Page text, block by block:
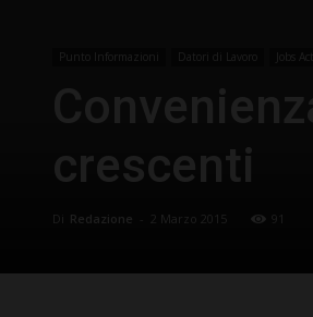
Punto Informazioni Datori di Lavoro Jobs Act
crescenti
Di Redazione 2 Marzo 2015 91